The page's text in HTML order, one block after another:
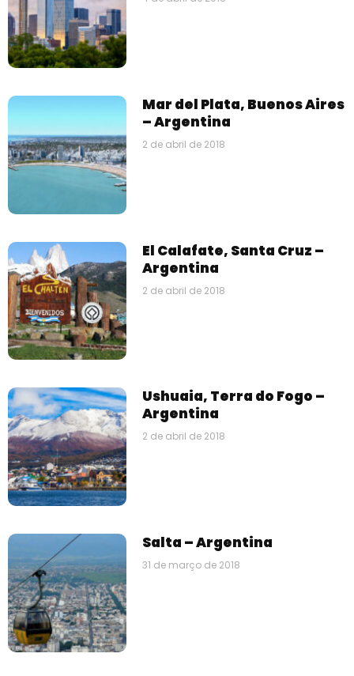
Mar del Plata, Buenos Aires
– Argentina
2 de abril de 2018
El Calafate, Santa Cruz –
Argentina
2 de abril de 2018
Ushuaia, Terra do Fogo –
Argentina
2 de abril de 2018
Salta – Argentina
31 de março de 2018